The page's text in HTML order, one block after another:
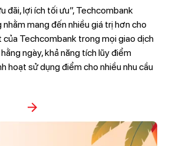
đãi, lợi ích tối ưu”, Techcombank
mang đến nhiều giá trị hơn cho
của Techcombank trong mọi giao dịch
ngày, khả năng tích lũy điểm
hoạt sử dụng điểm cho nhiều nhu cầu